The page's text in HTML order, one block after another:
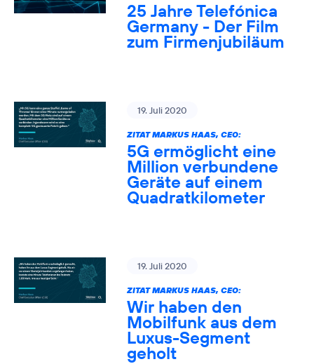
25 Jahre Telefónica
Germany - Der Film
zum Firmenjubiläum
19. Juli 2020
ZITAT MARKUS HAAS, CEO:
5G ermöglicht eine
Million verbundene
Geräte auf einem
Quadratkilometer
19. Juli 2020
ZITAT MARKUS HAAS, CEO:
Wir haben den
Mobilfunk aus dem
Luxus-Segment
geholt